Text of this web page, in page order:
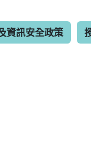
資訊安全政策